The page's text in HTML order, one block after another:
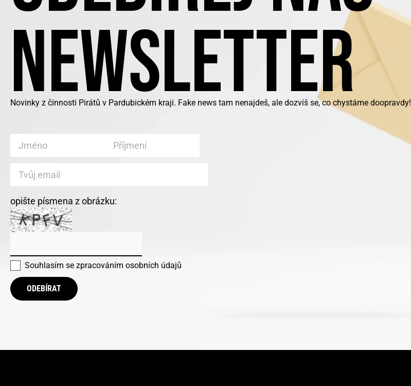
NEWSLETTER
Novinky z činnosti Pirátů v Pardubickém kraji. Fake news tam nenajdeš, ale dozvíš se, co chystáme doopravdy!
opište písmena z obrázku:
Souhlasím se zpracováním osobních údajů
ODEBÍRAT